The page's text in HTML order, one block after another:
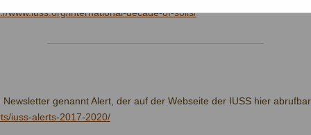
www.iuss.org/international-decade-of-soils/
Newsletter genannt Alert, der auf der Webseite der IUSS hier
iuss-alerts-2017-2020/